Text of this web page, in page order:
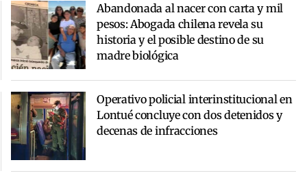
Abandonada al nacer con carta y mil
pesos: Abogada chilena revela su
historia y el posible destino de su
madre biológica
Operativo policial interinstitucional en
Lontué concluye con dos detenidos y
decenas de infracciones